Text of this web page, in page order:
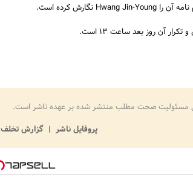
مسئولیت صحت مطلب منتشر شده بر عهده ناشر است.
پروفایل ناشر
گزارش تخلف